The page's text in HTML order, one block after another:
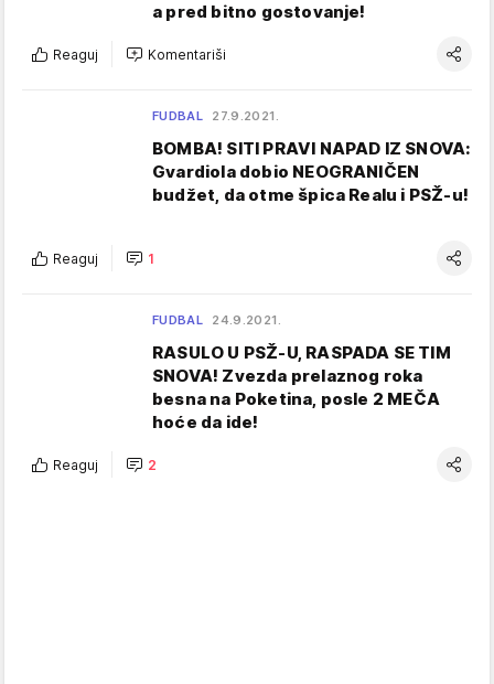
a pred bitno gostovanje!
Reaguj Komentariši
FUDBAL 27.9.2021.
BOMBA! SITI PRAVI NAPAD IZ SNOVA:
Gvardiola dobio NEOGRANIČEN
budžet, da otme špica Realu i PSŽ-u!
Reaguj 1
FUDBAL 24.9.2021.
RASULO U PSŽ-U, RASPADA SE TIM
SNOVA! Zvezda prelaznog roka
besna na Poketina, posle 2 MEČA
hoće da ide!
Reaguj 2